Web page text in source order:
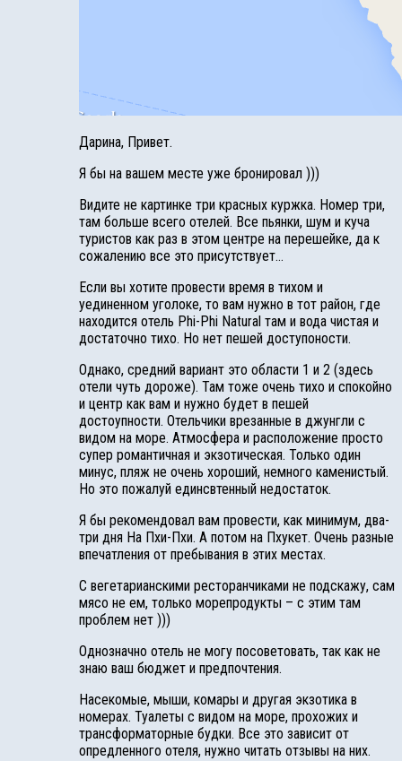
Дарина, Привет.
Я бы на вашем месте уже бронировал )))
Видите не картинке три красных куржка. Номер три,
там больше всего отелей. Все пьянки, шум и куча
туристов как раз в этом центре на перешейке, да к
сожалению все это присутствует…
Если вы хотите провести время в тихом и
уединенном уголоке, то вам нужно в тот район, где
находится отель Phi-Phi Natural там и вода чистая и
достаточно тихо. Но нет пешей доступоности.
Однако, средний вариант это области 1 и 2 (здесь
отели чуть дороже). Там тоже очень тихо и спокойно
и центр как вам и нужно будет в пешей
достоупности. Отельчики врезанные в джунгли с
видом на море. Атмосфера и расположение просто
супер романтичная и экзотическая. Только один
минус, пляж не очень хороший, немного каменистый.
Но это пожалуй единсвтенный недостаток.
Я бы рекомендовал вам провести, как минимум, два-
три дня На Пхи-Пхи. А потом на Пхукет. Очень разные
впечатления от пребывания в этих местах.
С вегетарианскими ресторанчиками не подскажу, сам
мясо не ем, только морепродукты – с этим там
проблем нет )))
Однозначно отель не могу посоветовать, так как не
знаю ваш бюджет и предпочтения.
Насекомые, мыши, комары и другая экзотика в
номерах. Туалеты с видом на море, прохожих и
трансформаторные будки. Все это зависит от
опредленного отеля, нужно читать отзывы на них.